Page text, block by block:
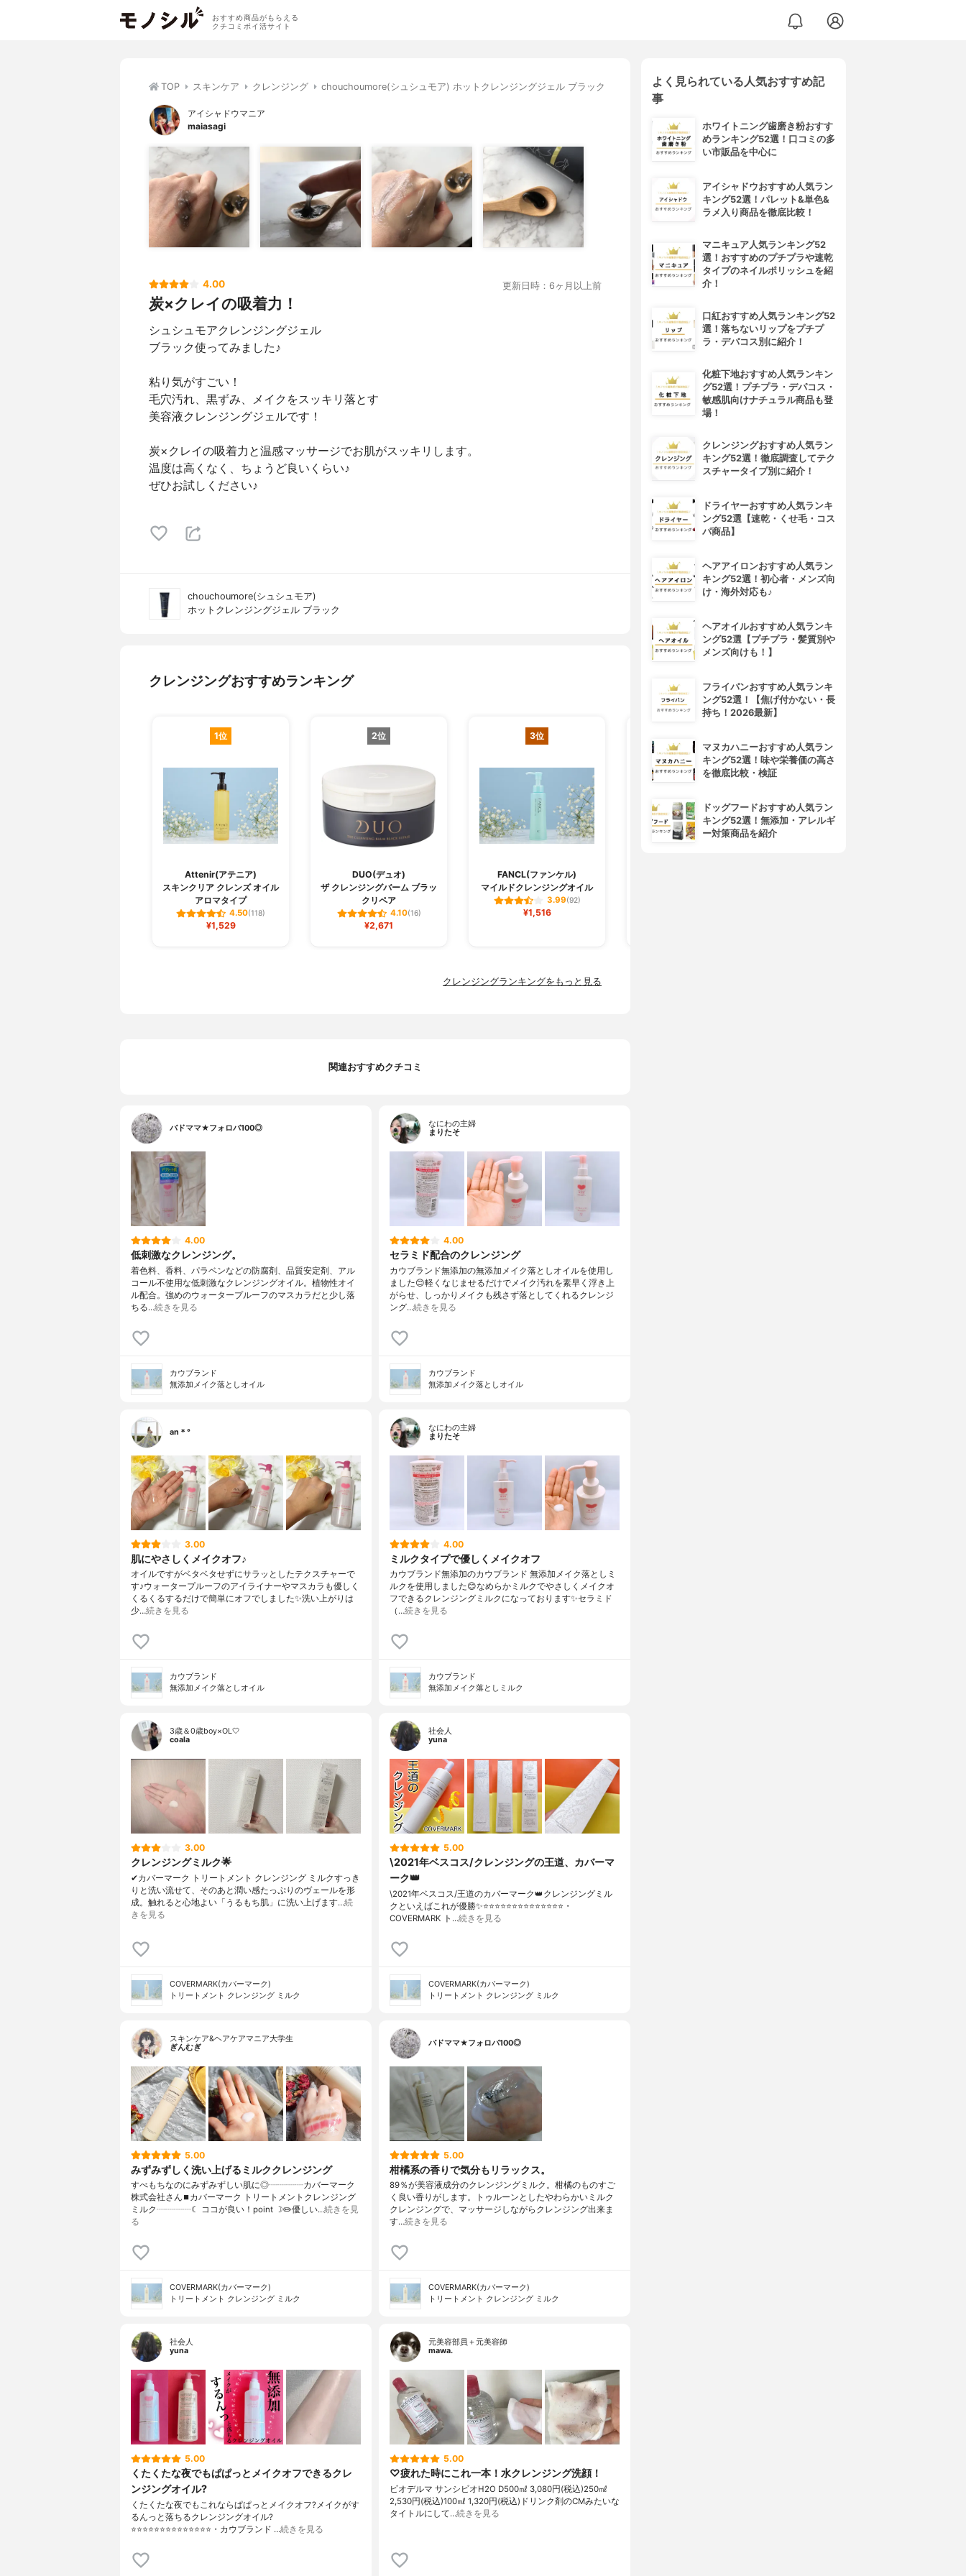
おすすめ商品がもらえる
クチコミポイ活サイト
TOP スキンケア クレンジング chouchoumore(シュシュモア) ホットクレンジングジェル ブラック
アイシャドウマニア
maiasagi
4.00 更新日時：6ヶ月以上前
炭×クレイの吸着力！
シュシュモアクレンジングジェル
ブラック使ってみました♪
粘り気がすごい！
毛穴汚れ、黒ずみ、メイクをスッキリ落とす
美容液クレンジングジェルです！
炭×クレイの吸着力と温感マッサージでお肌がスッキリします。
温度は高くなく、ちょうど良いくらい♪
ぜひお試しください♪
chouchoumore(シュシュモア)
ホットクレンジングジェル ブラック
クレンジングおすすめランキング
1位
Attenir(アテニア)
スキンクリア クレンズ オイル
アロマタイプ
4.50(118)
¥1,529
2位
DUO(デュオ)
ザ クレンジングバーム ブラッ
クリペア
4.10(16)
¥2,671
3位
FANCL(ファンケル)
マイルドクレンジングオイル
3.99(92)
¥1,516
クレンジングランキングをもっと見る
関連おすすめクチコミ
バドママ★フォロバ100◎
4.00
低刺激なクレンジング。
着色料、香料、パラベンなどの防腐剤、品質安定剤、アル
コール不使用な低刺激なクレンジングオイル。植物性オイ
ル配合。強めのウォータープルーフのマスカラだと少し落
ちる…続きを見る
カウブランド
無添加メイク落としオイル
なにわの主婦
まりたそ
4.00
セラミド配合のクレンジング
カウブランド無添加の無添加メイク落としオイルを使用し
ました😊軽くなじませるだけでメイク汚れを素早く浮き上
がらせ、しっかりメイクも残さず落としてくれるクレンジ
ング…続きを見る
カウブランド
無添加メイク落としオイル
an＊°
3.00
肌にやさしくメイクオフ♪
オイルですがベタベタせずにサラッとしたテクスチャーで
す♪ウォータープルーフのアイライナーやマスカラも優しく
くるくるするだけで簡単にオフでしました✨洗い上がりは
少…続きを見る
カウブランド
無添加メイク落としオイル
なにわの主婦
まりたそ
4.00
ミルクタイプで優しくメイクオフ
カウブランド無添加のカウブランド 無添加メイク落としミ
ルクを使用しました😊なめらかミルクでやさしくメイクオ
フできるクレンジングミルクになっております✨セラミド
（…続きを見る
カウブランド
無添加メイク落としミルク
3歳＆0歳boy×OL🤍
coala
3.00
クレンジングミルク🌟
✔︎カバーマーク トリートメント クレンジング ミルクすっき
りと洗い流せて、そのあと潤い感たっぷりのヴェールを形
成。触れると心地よい「うるもち肌」に洗い上げます…続
きを見る
COVERMARK(カバーマーク)
トリートメント クレンジング ミルク
社会人
yuna
5.00
\2021年ベスコス/クレンジングの王道、カバーマ
ーク👑
\2021年ベスコス/王道のカバーマーク👑クレンジングミル
クといえばこれが優勝✨⭐️⭐️⭐️⭐️⭐️⭐️⭐️⭐️⭐️⭐️⭐️⭐️⭐️⭐️・
COVERMARK ト…続きを見る
COVERMARK(カバーマーク)
トリートメント クレンジング ミルク
スキンケア&ヘアケアマニア大学生
ぎんむぎ
5.00
みずみずしく洗い上げるミルククレンジング
すべもちなのにみずみずしい肌に◎┈┈┈┈カバーマーク
株式会社さん⏹カバーマーク トリートメントクレンジング
ミルク┈┈┈┈☾ ココが良い！point ☽✏️優しい…続きを見
る
COVERMARK(カバーマーク)
トリートメント クレンジング ミルク
バドママ★フォロバ100◎
5.00
柑橘系の香りで気分もリラックス。
89％が美容液成分のクレンジングミルク。柑橘のものすご
く良い香りがします。トゥルーンとしたやわらかいミルク
クレンジングで、マッサージしながらクレンジング出来ま
す…続きを見る
COVERMARK(カバーマーク)
トリートメント クレンジング ミルク
社会人
yuna
5.00
くたくたな夜でもぱぱっとメイクオフできるクレ
ンジングオイル?
くたくたな夜でもこれならぱぱっとメイクオフ?メイクがす
るんっと落ちるクレンジングオイル?
⭐️⭐️⭐️⭐️⭐️⭐️⭐️⭐️⭐️⭐️⭐️⭐️⭐️⭐️・カウブランド …続きを見る
元美容部員＋元美容師
mawa.
5.00
♡疲れた時にこれ一本！水クレンジング洗顔！
ビオデルマ サンシビオH2O D500㎖ 3,080円(税込)250㎖
2,530円(税込)100㎖ 1,320円(税込)ドリンク剤のCMみたいな
タイトルにして…続きを見る
よく見られている人気おすすめ記
事
ホワイトニング歯磨き粉おすす
めランキング52選！口コミの多
い市販品を中心に
アイシャドウおすすめ人気ラン
キング52選！パレット&単色&
ラメ入り商品を徹底比較！
マニキュア人気ランキング52
選！おすすめのプチプラや速乾
タイプのネイルポリッシュを紹
介！
口紅おすすめ人気ランキング52
選！落ちないリップをプチプ
ラ・デパコス別に紹介！
化粧下地おすすめ人気ランキン
グ52選！プチプラ・デパコス・
敏感肌向けナチュラル商品も登
場！
クレンジングおすすめ人気ラン
キング52選！徹底調査してテク
スチャータイプ別に紹介！
ドライヤーおすすめ人気ランキ
ング52選【速乾・くせ毛・コス
パ商品】
ヘアアイロンおすすめ人気ラン
キング52選！初心者・メンズ向
け・海外対応も♪
ヘアオイルおすすめ人気ランキ
ング52選【プチプラ・髪質別や
メンズ向けも！】
フライパンおすすめ人気ランキ
ング52選！【焦げ付かない・長
持ち！2026最新】
マヌカハニーおすすめ人気ラン
キング52選！味や栄養価の高さ
を徹底比較・検証
ドッグフードおすすめ人気ラン
キング52選！無添加・アレルギ
ー対策商品を紹介